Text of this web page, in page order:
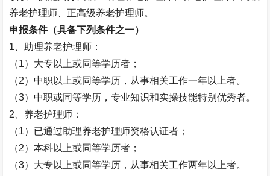
养老护理师、正高级养老护理师。
申报条件（具备下列条件之一）
1 、助理养老护理师：
（1）大专以上或同等学历者；
（2）中职以上或同等学历，从事相关工作一年以上者。
（3）中职或同等学历，专业知识和实操技能特别优秀者。
2 、养老护理师：
（1）已通过助理养老护理师资格认证者；
（2）本科以上或同等学历者；
（3）大专以上或同等学历，从事相关工作两年以上者。